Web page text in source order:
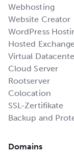
Webhosting
Website Creator
WordPress
Hosted
Virtual
Cloud Server
Rootserver
Colocation
SSL-Zertifikate
Backup and
Domains